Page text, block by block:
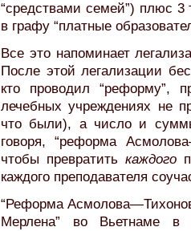
“средствами семей”) плюс 3
в графу “платные
Все это напоминает
После этой легализации
кто проводил “реформу”,
лечебных учреждениях не
что были), а число и
говоря, “реформа
чтобы превратить каждого
каждого преподавателя
“Реформа
Мерлена” во Вьетнаме